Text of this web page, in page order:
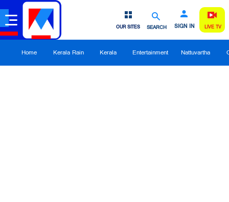
SEARCH SIGN IN
OUR SITES LIVE TV
Home Kerala Rain Kerala Entertainment Nattuvartha